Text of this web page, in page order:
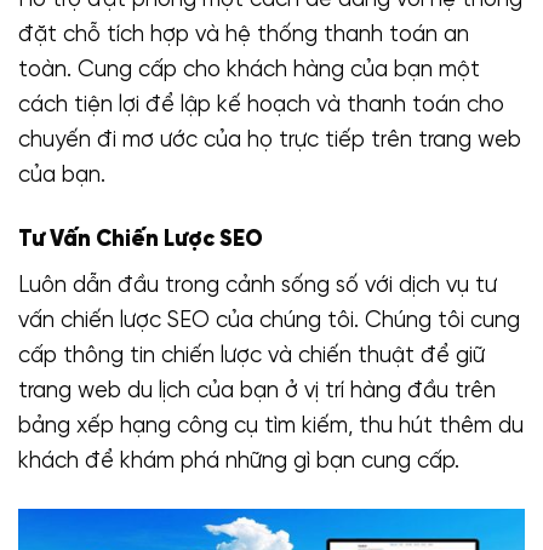
đặt chỗ tích hợp và hệ thống thanh toán an
toàn. Cung cấp cho khách hàng của bạn một
cách tiện lợi để lập kế hoạch và thanh toán cho
chuyến đi mơ ước của họ trực tiếp trên trang web
của bạn.
Tư Vấn Chiến Lược SEO
Luôn dẫn đầu trong cảnh sống số với dịch vụ tư
vấn chiến lược SEO của chúng tôi. Chúng tôi cung
cấp thông tin chiến lược và chiến thuật để giữ
trang web du lịch của bạn ở vị trí hàng đầu trên
bảng xếp hạng công cụ tìm kiếm, thu hút thêm du
khách để khám phá những gì bạn cung cấp.